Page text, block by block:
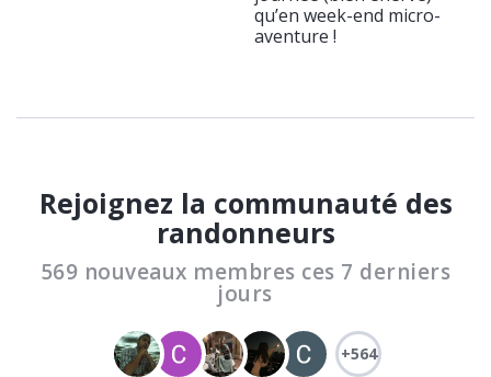
qu’en week-end micro-
aventure !
Rejoignez la communauté des
randonneurs
569 nouveaux membres ces 7 derniers
jours
+564